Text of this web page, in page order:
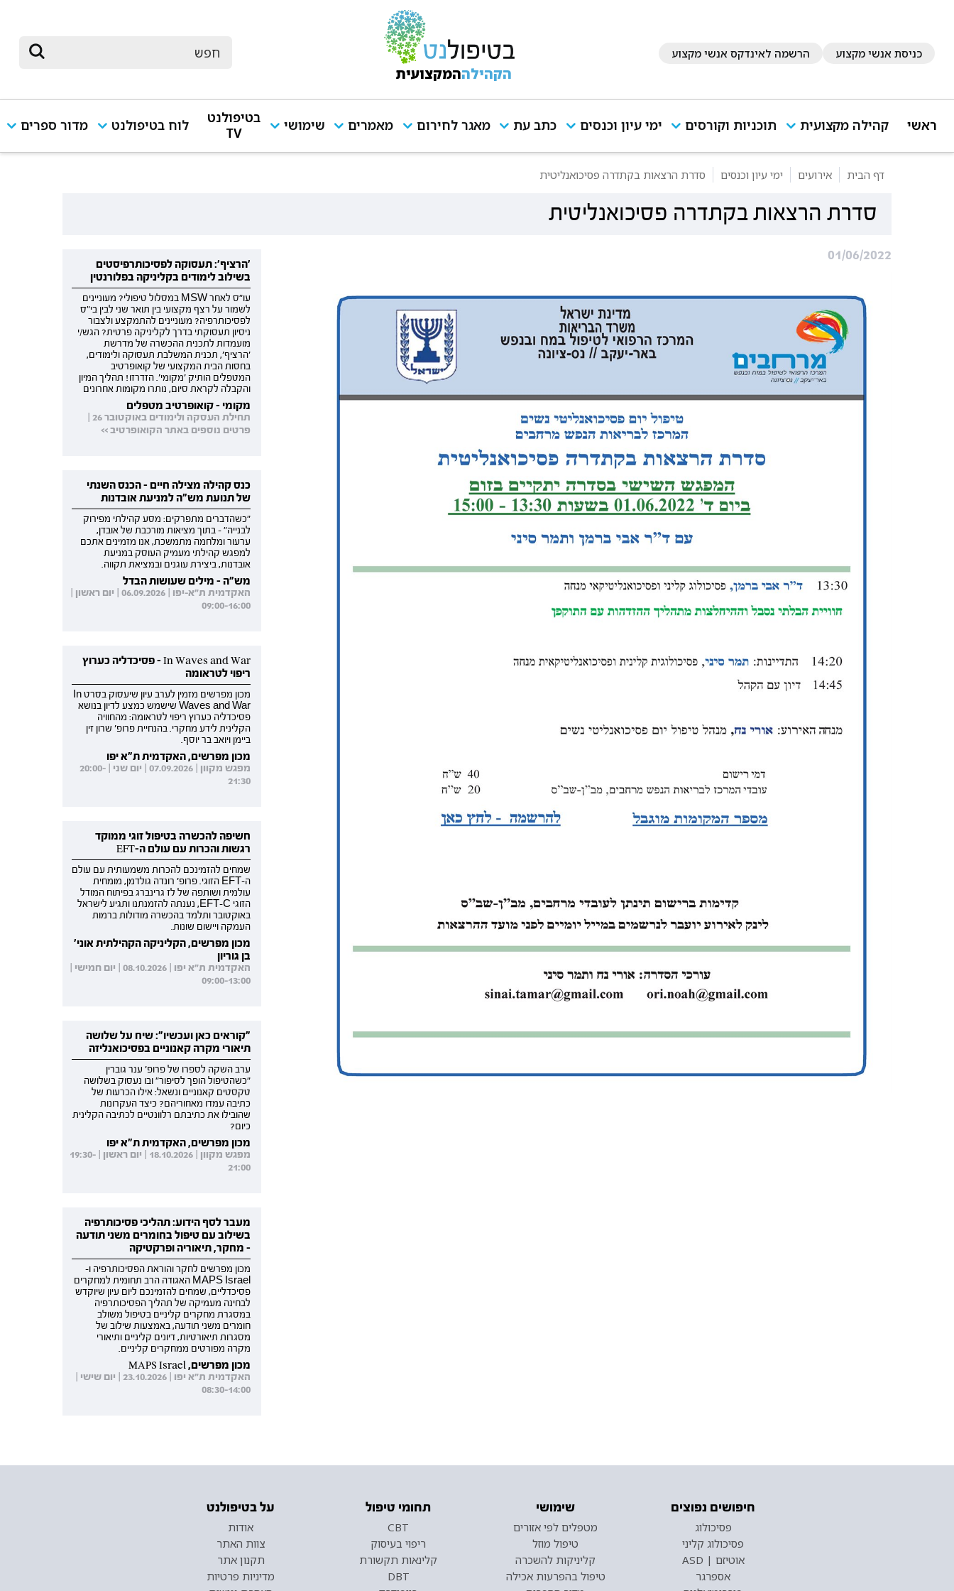
כניסת אנשי מקצוע הרשמה לאינדקס אנשי מקצוע
הקהילההמקצועית
ראשי קהילה מקצועית תוכניות וקורסים ימי עיון וכנסים כתב עת מאגר לחירום מאמרים שימושי
בטיפולנט
TV
לוח בטיפולנט מדור ספרים
דף הבית אירועים ימי עיון וכנסים סדרת הרצאות בקתדרה פסיכואנליטית
סדרת הרצאות בקתדרה פסיכואנליטית
01/06/2022
'הרציף': תעסוקה לפסיכותרפיסטים
בשילוב לימודים בקליניקה בפלורנטין
עו"ס לאחר MSW במסלול טיפולי? מעוניינים
לשמור על רצף מקצועי בין תואר שני לבין בי"ס
לפסיכותרפיה? מעוניינים להתמקצע ולצבור
ניסיון תעסוקתי בדרך לקליניקה פרטית? הגש/י
מועמדות לתכנית ההכשרה של מדרשת
'הרציף', תכנית המשלבת תעסוקה ולימודים,
בחסות הבית המקצועי של קואופרטיב
המטפלים הותיק 'מקומי'. הזדרזו! תהליך המיון
והקבלה לקראת סיום, נותרו מקומות אחרונים
מקומי - קואופרטיב מטפלים
תחילת העסקה ולימודים באוקטובר 26 |
פרטים נוספים באתר הקואופרטיב >>
כנס קהילה מצילה חיים - הכנס השנתי
של תנועת מש"ה למניעת אובדנות
"כשהדברים מתפרקים: מסע קהילתי מפירוק
לבנייה" - בתוך מציאות מורכבת של אובדן,
ערעור ומלחמה מתמשכת, אנו מזמינים אתכם
למפגש קהילתי מעמיק העוסק במניעת
אובדנות, ביצירת עוגנים ובמציאת תקווה.
מש"ה - מילים שעושות הבדל
האקדמית ת"א-יפו | 06.09.2026 | יום ראשון |
09:00-16:00
In Waves and War - פסיכדליה כערוץ
ריפוי לטראומה
מכון מפרשים מזמין לערב עיון שיעסוק בסרט In
Waves and War שישמש כמצע לדיון בנושא
פסיכדליה כערוץ ריפוי לטראומה: מהחוויה
הקלינית לידע מחקרי. בהנחיית פרופ' שרון זין
ביימן ויואב בר יוסף.
מכון מפרשים, האקדמית ת"א יפו
מפגש מקוון | 07.09.2026 | יום שני | 20:00-
21:30
חשיפה להכשרה בטיפול זוגי ממוקד
רגשות והכרות עם עולם ה-EFT
שמחים להזמינכם להכרות משמעותית עם עולם
ה-EFT הזוגי. פרופ' רונדה גולדמן, מומחית
עולמית ושותפה של לז גרינברג בפיתוח המודל
הזוגי EFT-C, נענתה להזמנתנו ותגיע לישראל
באוקטובר ותלמד בהכשרה מודולות ברמות
העמקה ויישום שונות.
מכון מפרשים, הקליניקה הקהילתית אוני'
בן גוריון
האקדמית ת"א יפו | 08.10.2026 | יום חמישי |
09:00-13:00
"קוראים כאן ועכשיו": שיח על שלושה
תיאורי מקרה קאנוניים בפסיכואנליזה
ערב השקה לספרו של פרופ' ענר גוברין
"כשהטיפול הופך לסיפור" ובו נעסוק בשלושה
טקסטים קאנוניים ונשאל: אילו הכרעות של
כתיבה עמדו מאחוריהם? כיצד העקרונות
שהובילו את כתיבתם רלוונטיים לכתיבה הקלינית
כיום?
מכון מפרשים, האקדמית ת"א יפו
מפגש מקוון | 18.10.2026 | יום ראשון | 19:30-
21:00
מעבר לסף הידוע: תהליכי פסיכותרפיה
בשילוב עם טיפול בחומרים משני תודעה
- מחקר, תיאוריה ופרקטיקה
מכון מפרשים לחקר והוראת הפסיכותרפיה ו-
MAPS Israel האגודה הרב תחומית למחקרים
פסיכדליים, שמחים להזמינכם ליום עיון שיוקדש
לבחינה מעמיקה של תהליך הפסיכותרפיה
במסגרת מחקרים קליניים בטיפול משולב
חומרים משני תודעה, באמצעות שילוב של
מסגרות תיאורטיות, דיונים קליניים ותיאורי
מקרה מפורטים ממחקרים קליניים.
מכון מפרשים, MAPS Israel
האקדמית ת"א יפו | 23.10.2026 | יום שישי |
08:30-14:00
חיפושים נפוצים
פסיכולוג
פסיכולוג קליני
אוטיזם | ASD
אספרגר
שימושי
מטפלים לפי אזורים
טיפול מוזל
קליניקות להשכרה
טיפול בהפרעות אכילה
תחומי טיפול
CBT
ריפוי בעיסוק
קלינאות תקשורת
DBT
על בטיפולנט
אודות
צוות האתר
תקנון אתר
מדיניות פרטיות